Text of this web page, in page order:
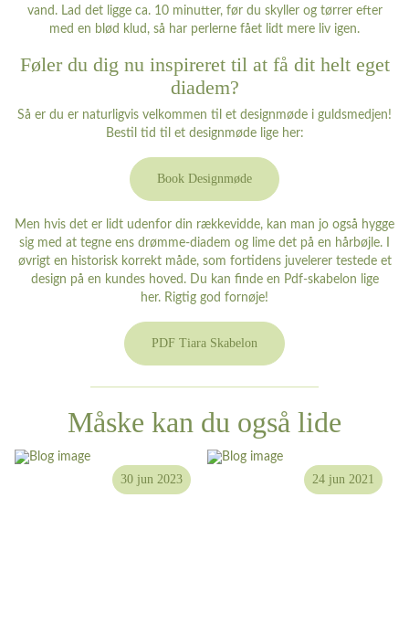
vand. Lad det ligge ca. 10 minutter, før du skyller og tørrer efter
med en blød klud, så har perlerne fået lidt mere liv igen.
Føler du dig nu inspireret til at få dit helt eget
diadem?
Så er du er naturligvis velkommen til et designmøde i guldsmedjen!
Bestil tid til et designmøde lige her:
Book Designmøde
Men hvis det er lidt udenfor din rækkevidde, kan man jo også hygge
sig med at tegne ens drømme-diadem og lime det på en hårbøjle. I
øvrigt en historisk korrekt måde, som fortidens juvelerer testede et
design på en kundes hoved. Du kan finde en Pdf-skabelon lige
her. Rigtig god fornøje!
PDF Tiara Skabelon
Måske kan du også lide
30 jun 2023 24 jun 2021